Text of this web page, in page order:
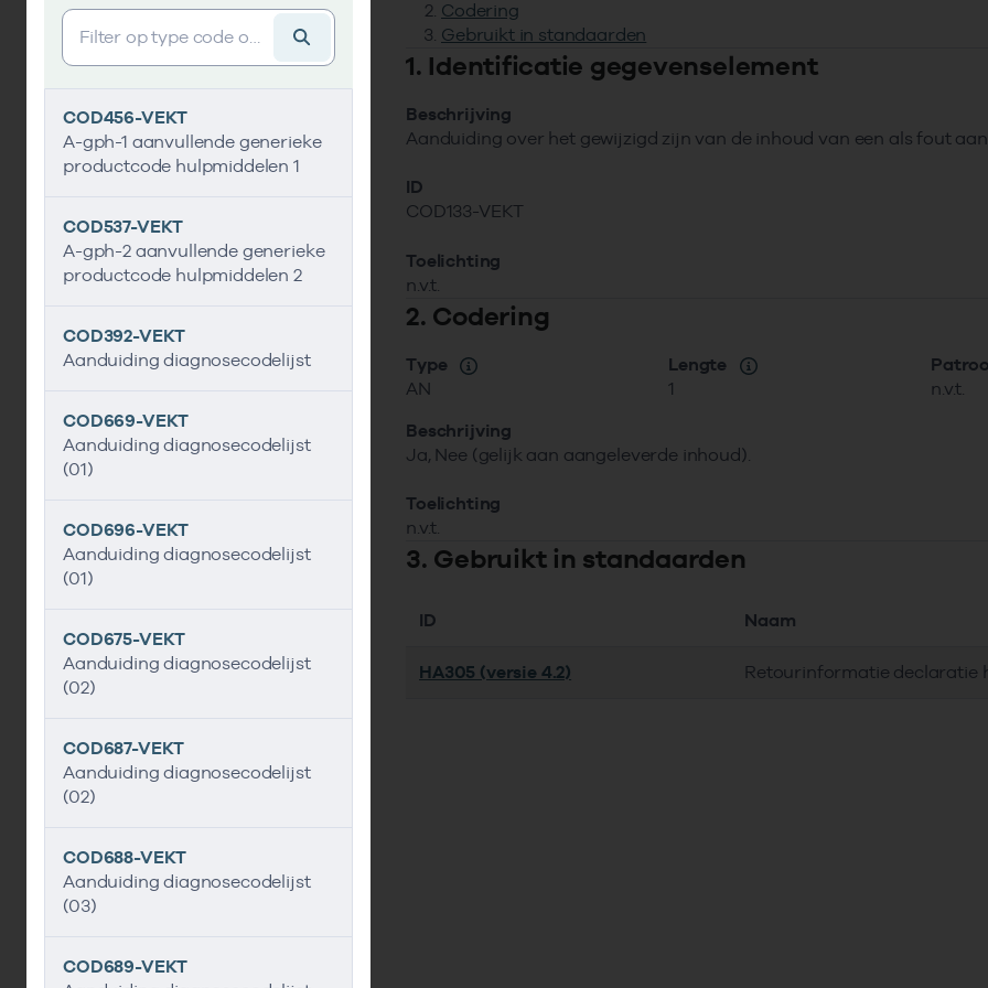
Vind gegevens&shy;element
COD456-VEKT
A-gph-1 aanvullende generieke
productcode hulpmiddelen 1
COD537-VEKT
A-gph-2 aanvullende generieke
productcode hulpmiddelen 2
COD392-VEKT
Aanduiding diagnosecodelijst
COD669-VEKT
Aanduiding diagnosecodelijst
(01)
COD696-VEKT
Aanduiding diagnosecodelijst
(01)
COD675-VEKT
Aanduiding diagnosecodelijst
(02)
COD687-VEKT
Aanduiding diagnosecodelijst
(02)
COD688-VEKT
Aanduiding diagnosecodelijst
(03)
COD689-VEKT
Codering
Gebruikt in standaarden
1. Identificatie gegevenselement
Beschrijving
Aanduiding over het gewijzigd zijn van de inhoud van een als fout
ID
COD133-VEKT
Toelichting
n.v.t.
2. Codering
Type
AN
Lengte
1
n.v.t.
Beschrijving
Ja, Nee (gelijk aan aangeleverde inhoud).
Toelichting
n.v.t.
3. Gebruikt in standaarden
ID Naam
HA305 (versie 4.2) Retourinformatie declaratie